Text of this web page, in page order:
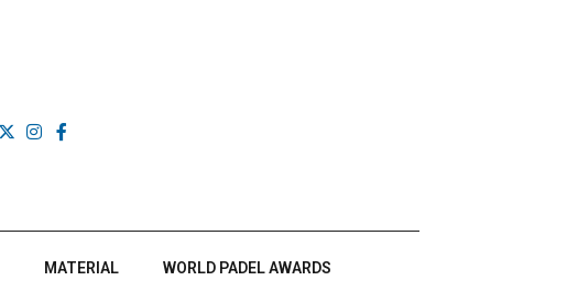
MATERIAL WORLD PADEL AWARDS